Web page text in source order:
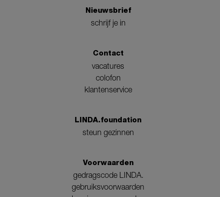
Nieuwsbrief
schrijf je in
Contact
vacatures
colofon
klantenservice
LINDA.foundation
steun gezinnen
Voorwaarden
gedragscode LINDA.
gebruiksvoorwaarden